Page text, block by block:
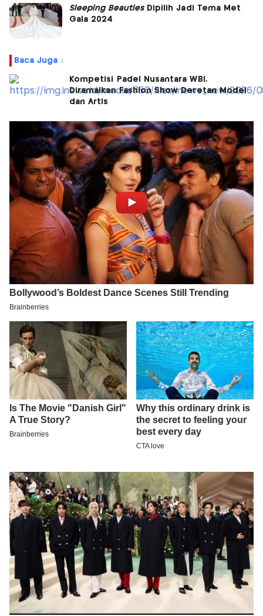
Sleeping BeautiesDipilih Jadi Tema Met
Gala 2024
Baca Juga :
Kompetisi Padel Nusantara WBI,
Diramaikan Fashion Show Deretan Model
dan Artis